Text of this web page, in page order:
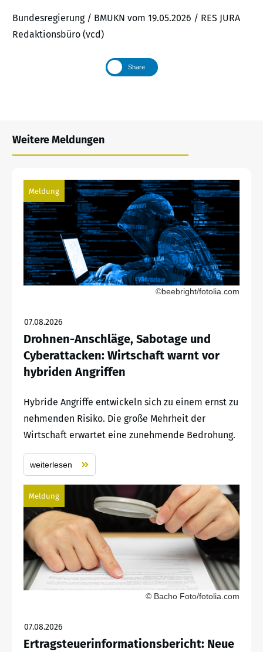
Bundesregierung / BMUKN vom 19.05.2026 / RES JURA
Redaktionsbüro (vcd)
Share
Weitere Meldungen
Meldung
©beebright/fotolia.com
07.08.2026
Drohnen-Anschläge, Sabotage und
Cyberattacken: Wirtschaft warnt vor
hybriden Angriffen
Hybride Angriffe entwickeln sich zu einem ernst zu
nehmenden Risiko. Die große Mehrheit der
Wirtschaft erwartet eine zunehmende Bedrohung.
weiterlesen
Meldung
© Bacho Foto/fotolia.com
07.08.2026
Ertragsteuerinformationsbericht: Neue